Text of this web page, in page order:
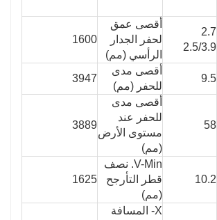
2.7
2.5/3.9
أقصى عمق
لحفر الجدار
الرأسي (مم)
1600
9.5
أقصى مدى
للحفر (مم)
3947
58
أقصى مدى
للحفر عند
مستوى الأرض
(مم)
3889
10.2
V-Min. نصف
قطر التأرجح
(مم)
1625
X- المسافة